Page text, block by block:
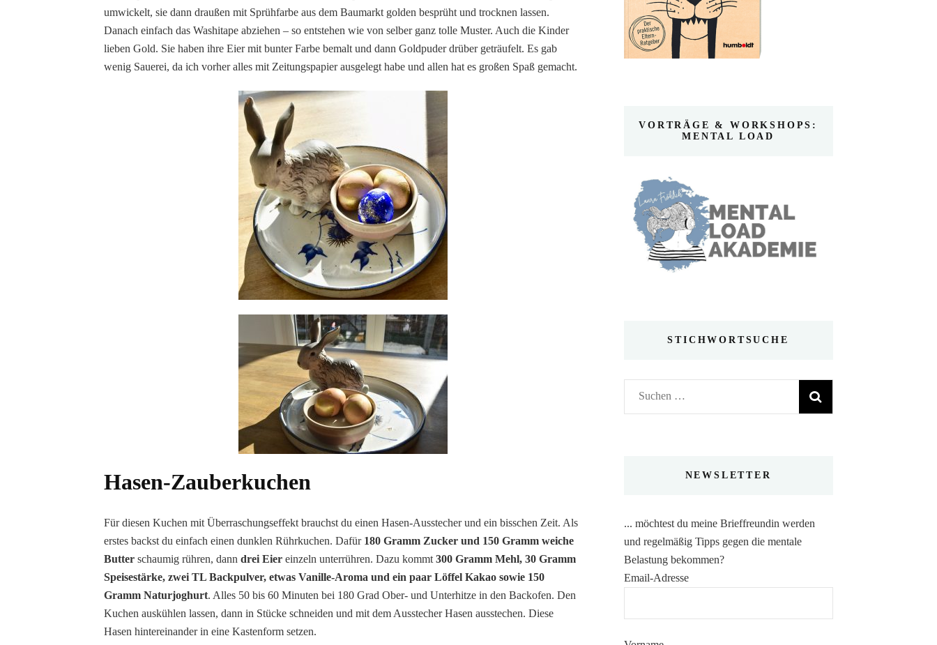
umwickelt, sie dann draußen mit Sprühfarbe aus dem Baumarkt golden besprüht und trocknen lassen.
Danach einfach das Washitape abziehen – so entstehen wie von selber ganz tolle Muster. Auch die Kinder
lieben Gold. Sie haben ihre Eier mit bunter Farbe bemalt und dann Goldpuder drüber geträufelt. Es gab
wenig Sauerei, da ich vorher alles mit Zeitungspapier ausgelegt habe und allen hat es großen Spaß gemacht.
Hasen-Zauberkuchen
Für diesen Kuchen mit Überraschungseffekt brauchst du einen Hasen-Ausstecher und ein bisschen Zeit. Als
erstes backst du einfach einen dunklen Rührkuchen. Dafür 180 Gramm Zucker und 150 Gramm weiche
Butter schaumig rühren, danndrei Eier einzeln unterrühren. Dazu kommt300 Gramm Mehl, 30 Gramm
Speisestärke, zwei TL Backpulver, etwas Vanille-Aroma und ein paar Löffel Kakao sowie 150
Gramm Naturjoghurt. Alles 50 bis 60 Minuten bei 180 Grad Ober- und Unterhitze in den Backofen. Den
Kuchen auskühlen lassen, dann in Stücke schneiden und mit dem Ausstecher Hasen ausstechen. Diese
Hasen hintereinander in eine Kastenform setzen.
VORTRÄGE & WORKSHOPS:
MENTAL LOAD
STICHWORTSUCHE
Suchen
nach:
NEWSLETTER
... möchtest du meine Brieffreundin werden
und regelmäßig Tipps gegen die mentale
Belastung bekommen?
Email-Adresse